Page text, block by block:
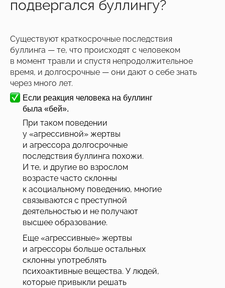
подвергался буллингу?
Существуют краткосрочные последствия
буллинга — те, что происходят с человеком
в момент травли и спустя непродолжительное
время, и долгосрочные — они дают о себе знать
через много лет.
Если реакция человека на буллинг
была «бей».
При таком поведении
у «агрессивной» жертвы
и агрессора долгосрочные
последствия буллинга похожи.
И те, и другие во взрослом
возрасте часто склонны
к асоциальному поведению, многие
связываются с преступной
деятельностью и не получают
высшее образование.
Еще «агрессивные» жертвы
и агрессоры больше остальных
склонны употреблять
психоактивные вещества. У людей,
которые привыкли решать